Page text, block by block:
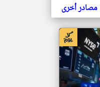
مصادر أخرى